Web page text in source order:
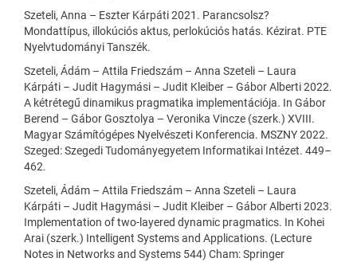
Szeteli, Anna – Eszter Kárpáti 2021. Parancsolsz?
Mondattípus, illokúciós aktus, perlokúciós hatás. Kézirat. PTE
Nyelvtudományi Tanszék.
Szeteli, Ádám – Attila Friedszám – Anna Szeteli – Laura
Kárpáti – Judit Hagymási – Judit Kleiber – Gábor Alberti 2022.
A kétrétegű dinamikus pragmatika implementációja. In Gábor
Berend – Gábor Gosztolya – Veronika Vincze (szerk.) XVIII.
Magyar Számítógépes Nyelvészeti Konferencia. MSZNY 2022.
Szeged: Szegedi Tudományegyetem Informatikai Intézet. 449–
462.
Szeteli, Ádám – Attila Friedszám – Anna Szeteli – Laura
Kárpáti – Judit Hagymási – Judit Kleiber – Gábor Alberti 2023.
Implementation of two-layered dynamic pragmatics. In Kohei
Arai (szerk.) Intelligent Systems and Applications. (Lecture
Notes in Networks and Systems 544) Cham: Springer